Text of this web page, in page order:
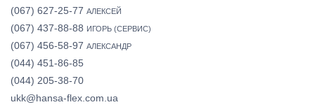
(067) 627-25-77 АЛЕКСЕЙ
(067) 437-88-88 ИГОРЬ (СЕРВИС)
(067) 456-58-97 АЛЕКСАНДР
(044) 451-86-85
(044) 205-38-70
ukk@hansa-flex.com.ua